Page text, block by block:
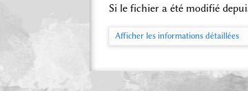
Si le fichier a été modifié
Afficher les informations détaillées